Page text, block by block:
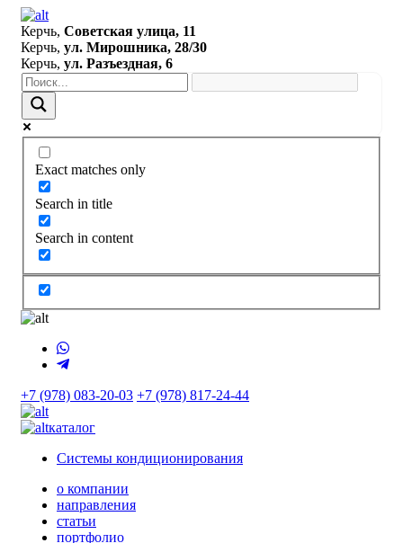
Керчь, Советская улица, 11
Керчь, ул. Мирошника, 28/30
Керчь, ул. Разъездная, 6
Exact matches only
Search in title
Search in content
+7 (978) 083-20-03 +7 (978) 817-24-44
каталог
Системы кондиционирования
о компании
направления
статьи
портфолио